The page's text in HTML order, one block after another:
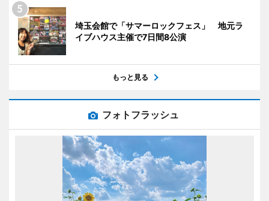
埼玉会館で「サマーロックフェス」 地元ラ
イブハウス主催で7日間8公演
もっと見る
フォトフラッシュ